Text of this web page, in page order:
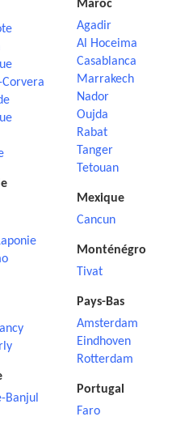
Banjul
Maroc
Agadir
Al Hoceima
Casablanca
Marrakech
Nador
Oujda
Rabat
Tanger
Tetouan
Mexique
Cancun
Monténégro
Tivat
Pays-Bas
Amsterdam
Eindhoven
Rotterdam
Portugal
Faro